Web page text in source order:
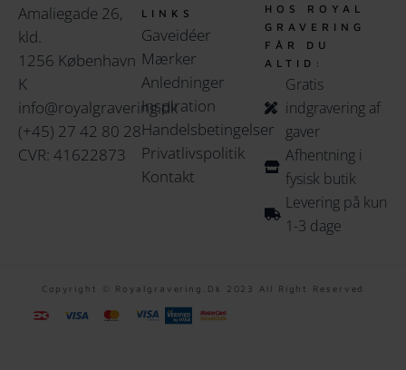
Amaliegade 26,
kld.
1256 København
K
info@royalgravering.dk
(+45) 27 42 80 28
CVR: 41622873
LINKS
Gaveidéer
Mærker
Anledninger
Inspiration
Handelsbetingelser
Privatlivspolitik
Kontakt
HOS ROYAL
GRAVERING
FÅR DU
ALTID:
Gratis
indgravering af
gaver
Afhentning i
fysisk butik
Levering på kun
1-3 dage
Copyright © Royalgravering.dk 2023 All Right Reserved